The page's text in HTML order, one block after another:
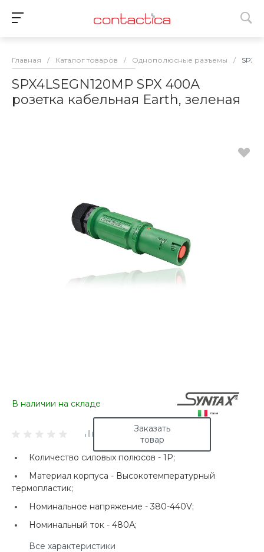
Главная / Каталог товаров / Однополюсные разъемы /
SPX4LSEGN120MP SPX 400А
розетка кабельная Earth, зеленая
В наличии на складе
Заказать
товар
Количество силовых полюсов - 1P;
Материал корпуса - Высокотемпературный
термопластик;
Номинальное напряжение - 380-440V;
Номинальный ток - 480А;
Все характеристики